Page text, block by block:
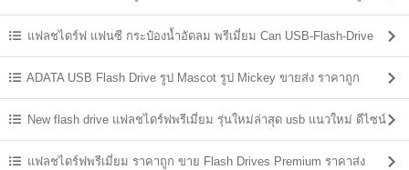
แฟลชไดร์ฟ แฟนซี กระป๋องน้ำอัดลม พรีเมี่ยม Can USB-Flash-Drive
ADATA USB Flash Drive รูป Mascot รูป Mickey ขายส่ง ราคาถูก
New flash drive แฟลชไดร์ฟพรีเมี่ยม รุ่นใหม่ล่าสุด usb แนวใหม่ ดีไซน์
แปลกๆแฟลชไดร์ฟพรีเมี่ยม ราคาถูก ขาย Flash Drives Premium ราคาส่ง